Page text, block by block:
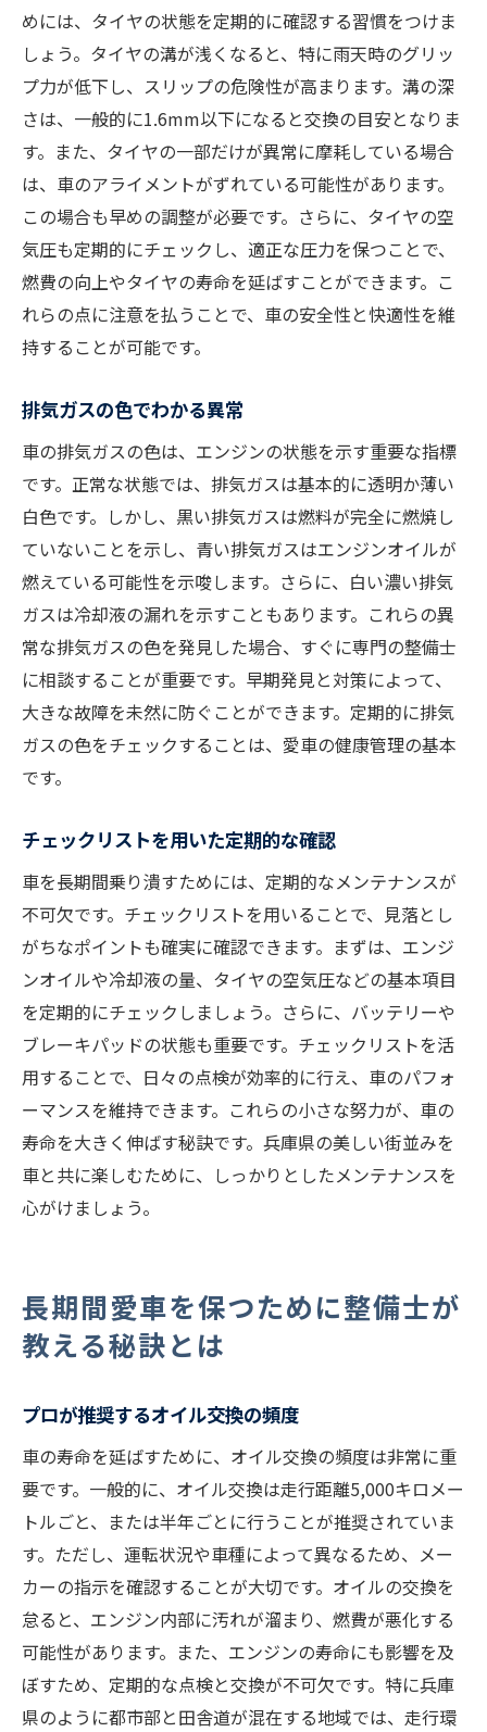
めには、タイヤの状態を定期的に確認する習慣をつけま
しょう。タイヤの溝が浅くなると、特に雨天時のグリッ
プ力が低下し、スリップの危険性が高まります。溝の深
さは、一般的に1.6mm以下になると交換の目安となりま
す。また、タイヤの一部だけが異常に摩耗している場合
は、車のアライメントがずれている可能性があります。
この場合も早めの調整が必要です。さらに、タイヤの空
気圧も定期的にチェックし、適正な圧力を保つことで、
燃費の向上やタイヤの寿命を延ばすことができます。こ
れらの点に注意を払うことで、車の安全性と快適性を維
持することが可能です。
排気ガスの色でわかる異常
車の排気ガスの色は、エンジンの状態を示す重要な指標
です。正常な状態では、排気ガスは基本的に透明か薄い
白色です。しかし、黒い排気ガスは燃料が完全に燃焼し
ていないことを示し、青い排気ガスはエンジンオイルが
燃えている可能性を示唆します。さらに、白い濃い排気
ガスは冷却液の漏れを示すこともあります。これらの異
常な排気ガスの色を発見した場合、すぐに専門の整備士
に相談することが重要です。早期発見と対策によって、
大きな故障を未然に防ぐことができます。定期的に排気
ガスの色をチェックすることは、愛車の健康管理の基本
です。
チェックリストを用いた定期的な確認
車を長期間乗り潰すためには、定期的なメンテナンスが
不可欠です。チェックリストを用いることで、見落とし
がちなポイントも確実に確認できます。まずは、エンジ
ンオイルや冷却液の量、タイヤの空気圧などの基本項目
を定期的にチェックしましょう。さらに、バッテリーや
ブレーキパッドの状態も重要です。チェックリストを活
用することで、日々の点検が効率的に行え、車のパフォ
ーマンスを維持できます。これらの小さな努力が、車の
寿命を大きく伸ばす秘訣です。兵庫県の美しい街並みを
車と共に楽しむために、しっかりとしたメンテナンスを
心がけましょう。
長期間愛車を保つために整備士が
教える秘訣とは
プロが推奨するオイル交換の頻度
車の寿命を延ばすために、オイル交換の頻度は非常に重
要です。一般的に、オイル交換は走行距離5,000キロメー
トルごと、または半年ごとに行うことが推奨されていま
す。ただし、運転状況や車種によって異なるため、メー
カーの指示を確認することが大切です。オイルの交換を
怠ると、エンジン内部に汚れが溜まり、燃費が悪化する
可能性があります。また、エンジンの寿命にも影響を及
ぼすため、定期的な点検と交換が不可欠です。特に兵庫
県のように都市部と田舎道が混在する地域では、走行環